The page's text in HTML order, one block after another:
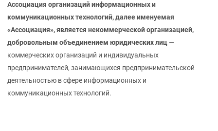
Ассоциация организаций информационных и
коммуникационных технологий, далее именуемая
«Ассоциация», является некоммерческой организацией,
добровольным объединением юридических лиц ―
коммерческих организаций и индивидуальных
предпринимателей, занимающихся предпринимательской
деятельностью в сфере информационных и
коммуникационных технологий.